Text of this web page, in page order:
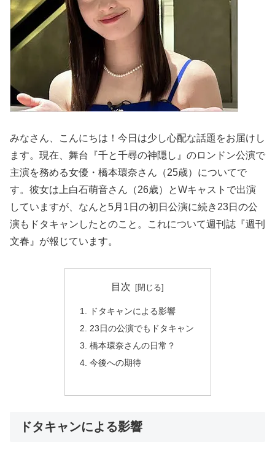
みなさん、こんにちは！今日は少し心配な話題をお届けし
ます。現在、舞台『千と千尋の神隠し』のロンドン公演で
主演を務める女優・橋本環奈さん（25歳）についてで
す。彼女は上白石萌音さん（26歳）とWキャストで出演
していますが、なんと5月1日の初日公演に続き23日の公
演もドタキャンしたとのこと。これについて週刊誌『週刊
文春』が報じています。
目次
ドタキャンによる影響
23日の公演でもドタキャン
橋本環奈さんの日常？
今後への期待
ドタキャンによる影響